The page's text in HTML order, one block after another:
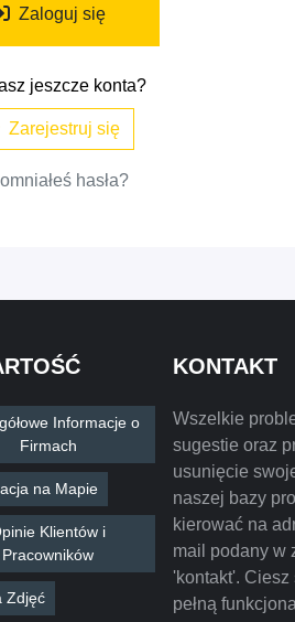
Zaloguj się
jeszcze konta?
Zarejestruj się
hasła?
Informacje o
Firmach
na Mapie
Klientów i
Pracowników
Zdjęć
KONTAKT
Wszelkie
sugestie oraz
usunięcie
naszej bazy
kierować na
mail podany w
'kontakt'. Ciesz
pełną